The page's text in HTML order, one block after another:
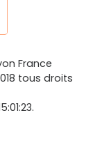
France
tous droits